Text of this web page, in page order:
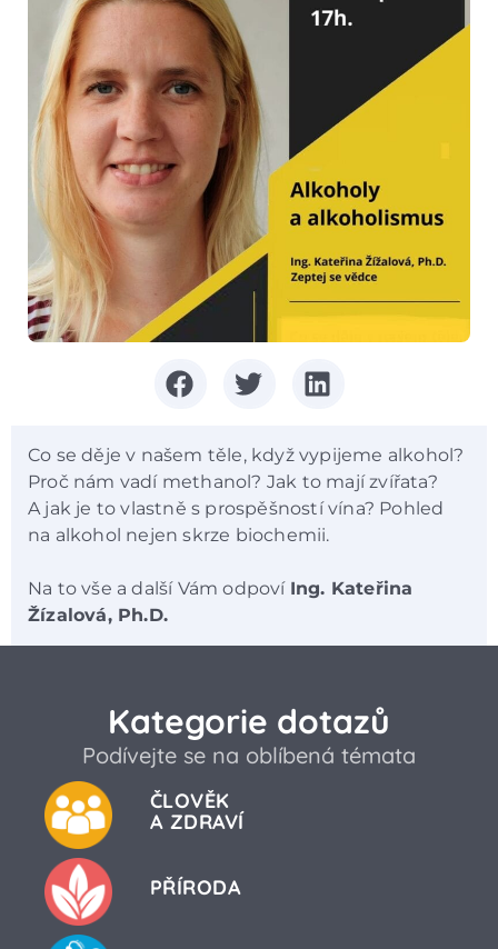
Co se děje v našem těle, když vypijeme alkohol?
Proč nám vadí methanol? Jak to mají zvířata?
A jak je to vlastně s prospěšností vína? Pohled
na alkohol nejen skrze biochemii.
Na to vše a další Vám odpoví Ing. Kateřina
Žízalová, Ph.D.
Kategorie dotazů
Podívejte se na oblíbená témata
ČLOVĚK
A ZDRAVÍ
PŘÍRODA